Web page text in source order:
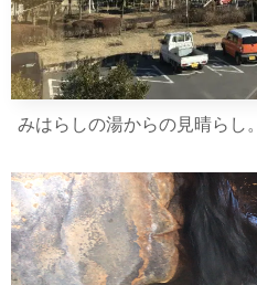
みはらしの湯からの見晴らし。